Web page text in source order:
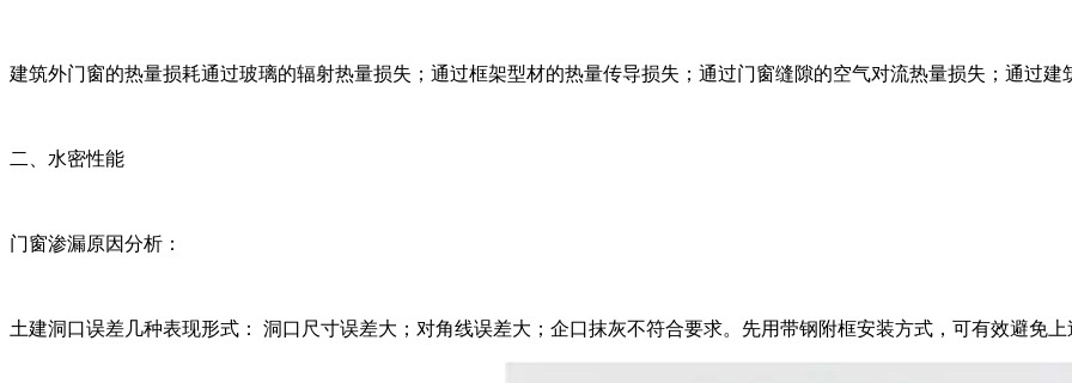
建筑外门窗的热量损耗通过玻璃的辐射热量损失；通过框架型材的热量传导损失；通过门窗缝隙的空气对流热量损失；通过建
二、水密性能
门窗渗漏原因分析：
土建洞口误差几种表现形式： 洞口尺寸误差大；对角线误差大；企口抹灰不符合要求。 先用带钢附框安装方式，可有效避免